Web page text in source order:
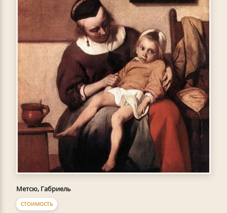
Метсю, Габриель
СТОИМОСТЬ